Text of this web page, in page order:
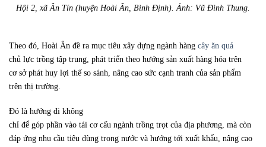
Hội 2, xã Ân Tín (huyện Hoài Ân, Bình Định). Ảnh: Vũ Đình Thung.
Theo đó, Hoài Ân đề ra mục tiêu xây dựng ngành hàng cây ăn quả
chủ lực trồng tập trung, phát triển theo hướng sản xuất hàng hóa trên
cơ sở phát huy lợi thế so sánh, nâng cao sức cạnh tranh của sản phẩm
trên thị trường.
Đó là hướng đi không
chỉ để góp phần vào tái cơ cấu ngành trồng trọt của địa phương, mà còn
đáp ứng nhu cầu tiêu dùng trong nước và hướng tới xuất khẩu, nâng cao